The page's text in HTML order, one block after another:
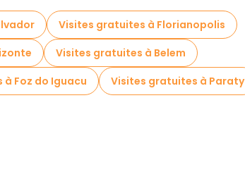
Visites gratuites à Florianopolis
Visites gratuites à Belem
Foz do Iguacu
Visites gratuites à Paraty